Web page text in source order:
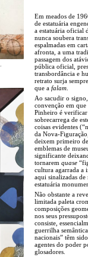
Em meados de
de estatuária
a estatuária oficial
nunca soubera
espalmadas em
afronta, a uma
passagem dos
pública oficial,
transbordância e
retrato surja
que a falam
Ao sacudir o
convenção em que
Pinheiro é verificar
sobrecarrega de
coisas evidentes
da Nova-
deixem primeiro
emblemas de
significante
tornarem quase
cultura agarrada a
aqui sinalizadas
estatuária
Não obstante a
limitada paleta
composições
nos seus
consiste,
guerrilha
nacionais” têm
agentes do poder
glosadores.